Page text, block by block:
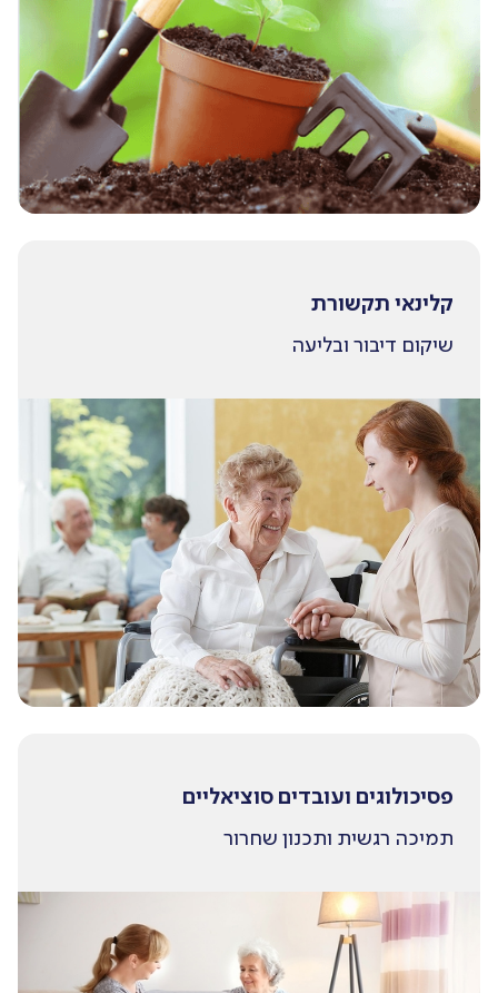
קלינאי תקשורת
שיקום דיבור ובליעה
פסיכולוגים ועובדים סוציאליים
תמיכה רגשית ותכנון שחרור